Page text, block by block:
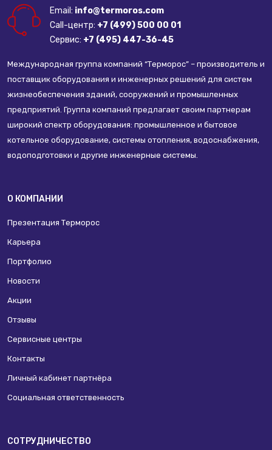
Email: info@termoros.com
Call-центр: +7 (499) 500 00 01
Сервис: +7 (495) 447-36-45
Международная группа компаний “Терморос” – производитель и
поставщик оборудования и инженерных решений для систем
жизнеобеспечения зданий, сооружений и промышленных
предприятий. Группа компаний предлагает своим партнерам
широкий спектр оборудования: промышленное и бытовое
котельное оборудование, системы отопления, водоснабжения,
водоподготовки и другие инженерные системы.
О КОМПАНИИ
Презентация Терморос
Карьера
Портфолио
Новости
Акции
Отзывы
Сервисные центры
Контакты
Личный кабинет партнёра
Социальная ответственность
СОТРУДНИЧЕСТВО